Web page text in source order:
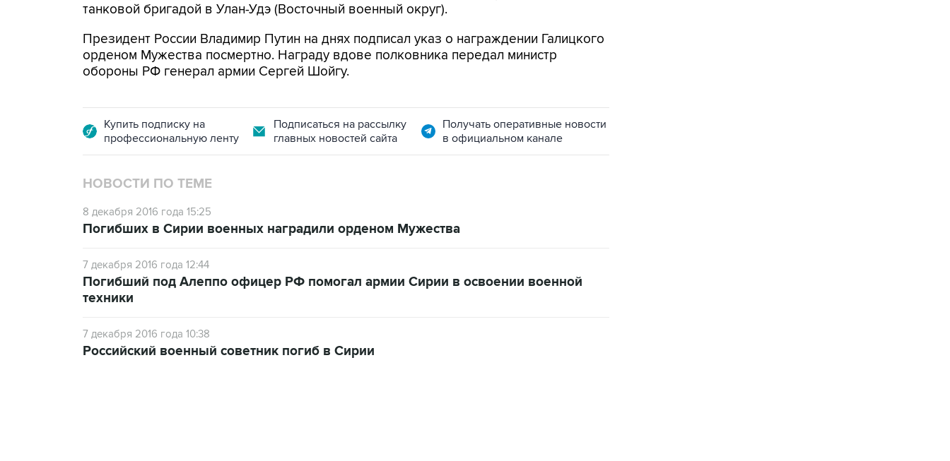
танковой бригадой в Улан-Удэ (Восточный военный округ).
Президент России Владимир Путин на днях подписал указ о награждении Галицкого
орденом Мужества посмертно. Награду вдове полковника передал министр
обороны РФ генерал армии Сергей Шойгу.
Купить подписку на
профессиональную ленту
Подписаться на рассылку
главных новостей сайта
Получать оперативные новости
в официальном канале
НОВОСТИ ПО ТЕМЕ
8 декабря 2016 года 15:25
Погибших в Сирии военных наградили орденом Мужества
7 декабря 2016 года 12:44
Погибший под Алеппо офицер РФ помогал армии Сирии в освоении военной
техники
7 декабря 2016 года 10:38
Российский военный советник погиб в Сирии